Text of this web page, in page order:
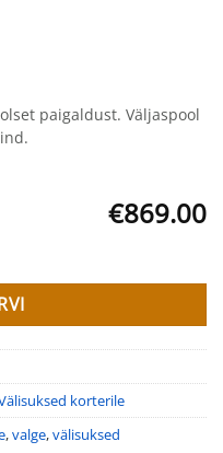
paigaldust. Väljaspool
€869.00
korterile
,valge,välisuksed